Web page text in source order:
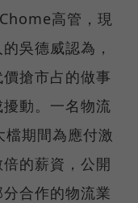
高管，現
吳德威認為，
搶市占的做事
動。一名物流
期間為應付激
的薪資，公開
合作的物流業